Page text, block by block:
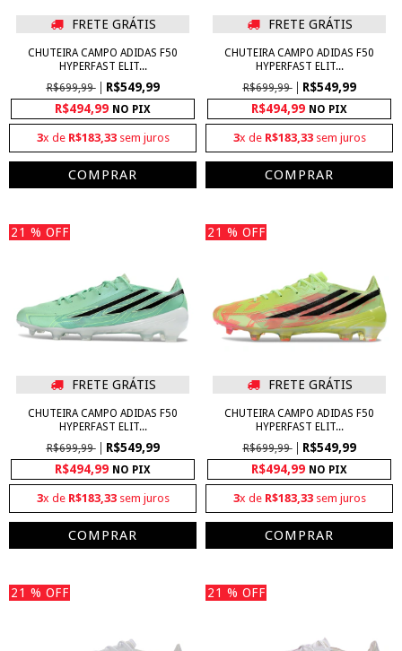
FRETE GRÁTIS
CHUTEIRA CAMPO ADIDAS F50
HYPERFAST ELIT...
R$699,99
R$549,99
R$494,99 NO PIX
3x de R$183,33sem juros
COMPRAR
FRETE GRÁTIS
CHUTEIRA CAMPO ADIDAS F50
HYPERFAST ELIT...
R$699,99
R$549,99
R$494,99 NO PIX
3x de R$183,33sem juros
COMPRAR
21 % OFF
FRETE GRÁTIS
CHUTEIRA CAMPO ADIDAS F50
HYPERFAST ELIT...
R$699,99
R$549,99
R$494,99 NO PIX
3x de R$183,33sem juros
COMPRAR
21 % OFF
FRETE GRÁTIS
CHUTEIRA CAMPO ADIDAS F50
HYPERFAST ELIT...
R$699,99
R$549,99
R$494,99 NO PIX
3x de R$183,33sem juros
COMPRAR
21 % OFF 21 % OFF